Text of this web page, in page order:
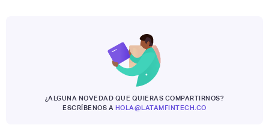
¿ALGUNA NOVEDAD QUE QUIERAS COMPARTIRNOS?
ESCRÍBENOS A HOLA@LATAMFINTECH.CO